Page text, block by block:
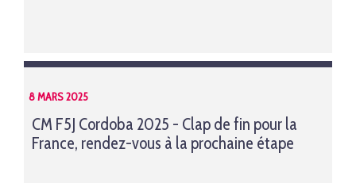
8 MARS 2025
CM F5J Cordoba 2025 - Clap de fin pour la
France, rendez-vous à la prochaine étape